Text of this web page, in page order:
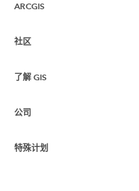
ARCGIS
ArcGIS 概览
制图
社区
Esri 社区
ArcGIS 博客
了解 GIS
什么是 GIS？
位置智能
公司
关于 Esri
特殊计划